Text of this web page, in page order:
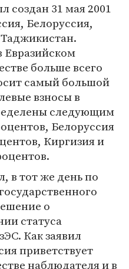
создан 31 мая 2001
Белоруссия,
Евразийском
больше всего
самый большой
взносы в
следующим
Белоруссия
Киргизия и
в тот же день по
о
статуса
Как заявил
приветствует
наблюдателя и в